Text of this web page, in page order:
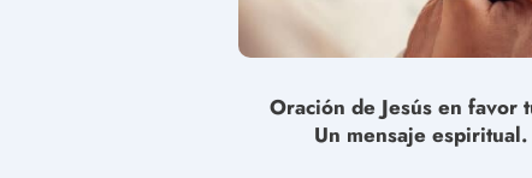
Oración de Jesús en favor
Un mensaje espiritual.